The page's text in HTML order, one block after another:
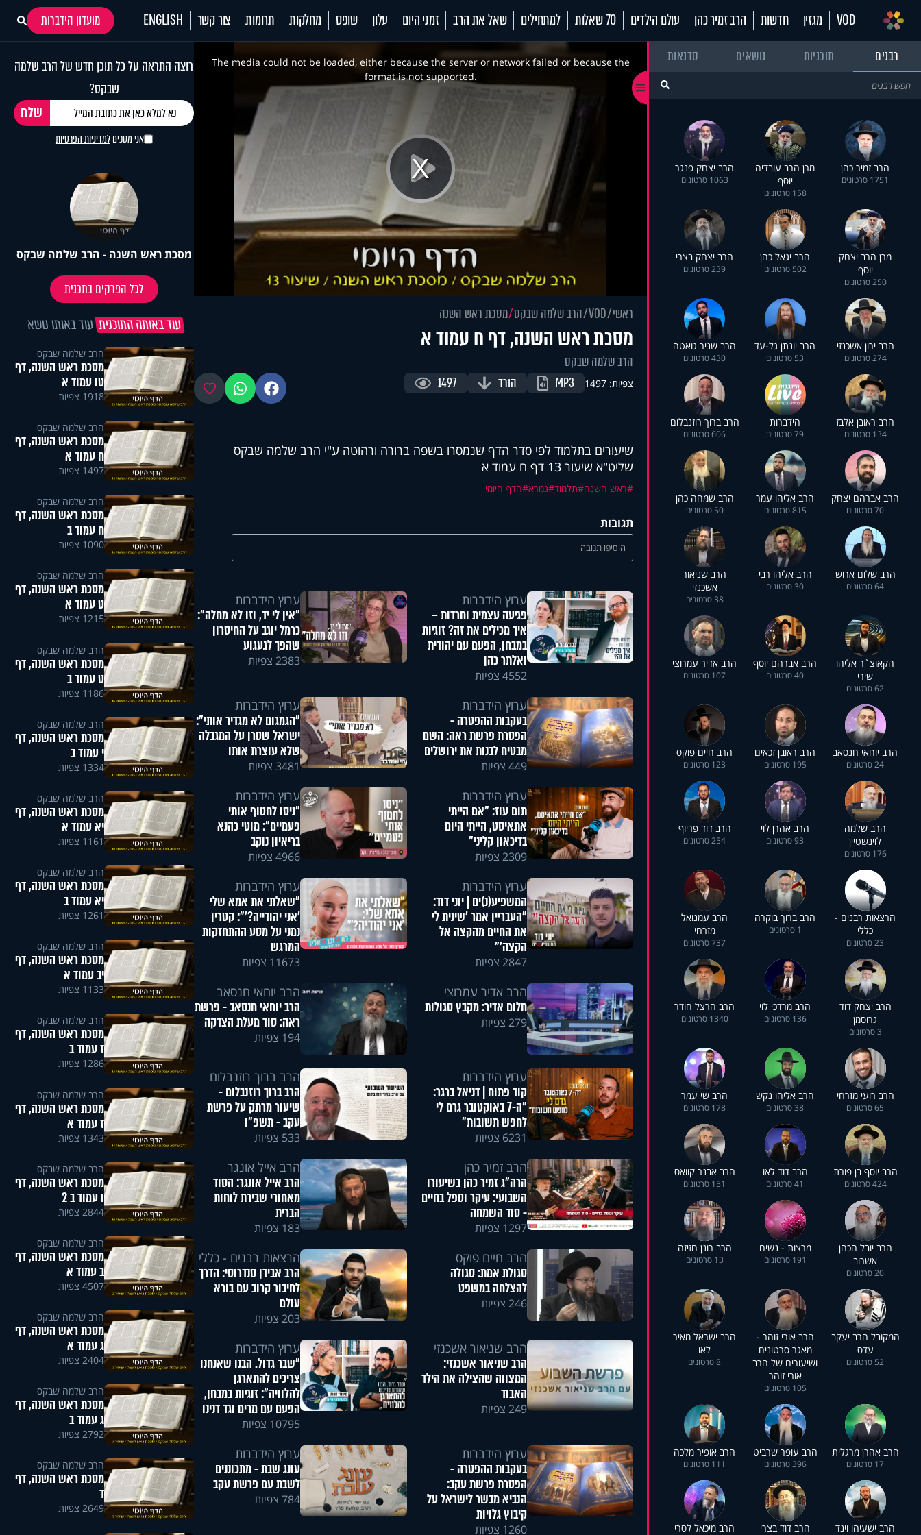
VOD מגזין חדשות הרב זמיר כהן עולם הילדים 70 שאלות למתחילים שאל את הרב זמני היום עלון שופס מחלקות תרומות צור קשר ENGLISH
מועדון הידברות
רבנים
תוכניות נושאים סדנאות
הרב זמיר כהן
1751 סרטונים
מרן הרב עובדיה
יוסף
158 סרטונים
הרב יצחק פנגר
1063 סרטונים
מרן הרב יצחק
יוסף
250 סרטונים
הרב יגאל כהן
502 סרטונים
הרב יצחק בצרי
239 סרטונים
הרב ירון אשכנזי
274 סרטונים
הרב יונתן גל-עד
53 סרטונים
הרב שניר גואטה
430 סרטונים
הרב ראובן אלבז
134 סרטונים
הידברות
79 סרטונים
הרב ברוך רוזנבלום
606 סרטונים
הרב אברהם יצחק
70 סרטונים
הרב אליהו עמר
815 סרטונים
הרב שמחה כהן
50 סרטונים
הרב שלום ארוש
64 סרטונים
הרב אליהו רבי
30 סרטונים
הרב שניאור
אשכנזי
38 סרטונים
הקאוצ`ר אליהו
שירי
62 סרטונים
הרב אברהם יוסף
40 סרטונים
הרב אדיר עמרוצי
107 סרטונים
הרב יוחאי חנסאב
24 סרטונים
הרב ראובן זכאים
195 סרטונים
הרב חיים פוקס
123 סרטונים
הרב שלמה
לוינשטיין
176 סרטונים
הרב אהרן לוי
93 סרטונים
הרב דוד פריוף
254 סרטונים
הרצאות רבנים -
כללי
23 סרטונים
הרב ברוך בוקרה
1 סרטונים
הרב עמנואל
מזרחי
737 סרטונים
הרב יצחק דוד
גרוסמן
3 סרטונים
הרב מרדכי לוי
136 סרטונים
הרב הרצל חודר
1340 סרטונים
הרב רועי מזרחי
65 סרטונים
הרב אליהו נקש
38 סרטונים
הרב שי עמר
178 סרטונים
הרב יוסף בן פורת
424 סרטונים
הרב דוד לאו
41 סרטונים
הרב אבנר קוואס
151 סרטונים
הרב יובל הכהן
אשרוב
20 סרטונים
מרצות - נשים
191 סרטונים
הרב רונן חזיזה
13 סרטונים
המקובל הרב יעקב
עדס
52 סרטונים
הרב אורי זוהר -
מאגר סרטונים
ושיעורים של הרב
אורי זוהר
105 סרטונים
הרב ישראל מאיר
לאו
8 סרטונים
הרב אהרן מרגלית
17 סרטונים
הרב עופר שרביט
396 סרטונים
הרב אופיר מלכה
111 סרטונים
הרב ישעיהו וינד הרב דוד בצרי הרב מיכאל לסרי
Play
Video
This
modalThe media could not be loaded, either because the server or network failed or because the
format is not supported.
ראשי VOD הרב שלמה שבקס מסכת ראש השנה
מסכת ראש השנה, דף ח עמוד א
הרב שלמה שבקס
צפיות: 1497 MP3 הורד 1497 פייסבוקווטסאפ מועדפים
שיעורים בתלמוד לפי סדר הדף שנמסרו בשפה ברורה ורהוטה ע"י הרב שלמה שבקס
שליט"א שיעור 13 דף ח עמוד א
ראש השנה תלמוד גמרא הדף היומי
תגובות
הוסיפו תגובה
ערוץ הידברות
פגיעה עצמית וחרדות –
איך מכילים את זה? זוגיות
במבחן, הפעם עם יהודית
ואלתר כהן
4552 צפיות
ערוץ הידברות
"אין לי יד, וזו לא מחלה":
כרמל יוגב על החיסרון
שהפך לגעגוע
2383 צפיות
ערוץ הידברות
בעקבות ההפטרה -
הפטרת פרשת ראה: השם
מבטיח לבנות את ירושלים
449 צפיות
ערוץ הידברות
"הגמגום לא מגדיר אותי":
ישראל שטרן על המגבלה
שלא עוצרת אותו
3481 צפיות
ערוץ הידברות
תום עוז: "אם הייתי
אתאיסט, הייתי היום
בדיכאון קליני"
2309 צפיות
ערוץ הידברות
"ניסו לחטוף אותי
פעמיים": מוטי כהנא
בריאיון נוקב
4966 צפיות
ערוץ הידברות
המשפיע(נ)ים | יוני דוד:
"העבריין אמר 'שינית לי
את החיים מהקצה אל
הקצה'"
2847 צפיות
ערוץ הידברות
"שאלתי את אמא שלי
'אני יהודייה?'": קטרין
נמני על מסע ההתחזקות
המרגש
11673 צפיות
הרב אדיר עמרוצי
חלום אדיר: מקבץ סגולות
279 צפיות
הרב יוחאי חנסאב
הרב יוחאי חנסאב - פרשת
ראה: סוד מעלת הצדקה
194 צפיות
ערוץ הידברות
קוד פתוח | דניאל ברגר:
"ה-7 באוקטובר גרם לי
לחפש תשובות"
6231 צפיות
הרב ברוך רוזנבלום
הרב ברוך רוזנבלום -
שיעור מרתק על פרשת
עקב - תשפ"ו
533 צפיות
הרב זמיר כהן
הרה"ג זמיר כהן בשיעורו
השבועי: עיקר וטפל בחיים
- סוד השמחה
1297 צפיות
הרב אייל אונגר
הרב אייל אונגר: הסוד
מאחורי שבירת לוחות
הברית
183 צפיות
הרב חיים פוקס
סגולת אמת: סגולה
להצלחה במשפט
246 צפיות
הרצאות רבנים - כללי
הרב אבידן סנדרוסי: הדרך
לחיבור קרוב עם בורא
עולם
203 צפיות
הרב שניאור אשכנזי
הרב שניאור אשכנזי:
המצווה שהצילה את הילד
האבוד
249 צפיות
ערוץ הידברות
"שבר גדול. הבנו שאנחנו
צריכים להתארגן
להלוויה": זוגיות במבחן,
הפעם עם מרים וגד דנינו
10795 צפיות
ערוץ הידברות
בעקבות ההפטרה -
הפטרת פרשת עקב:
הנביא מבשר לישראל על
קיבוץ גלויות
1260 צפיות
ערוץ הידברות
עונג שבת - מתכוננים
לשבת עם פרשת עקב
784 צפיות
רוצה התראה על כל תוכן חדש של הרב שלמה
שבקס?
אני מסכיםלמדיניות הפרטיות
מסכת ראש השנה - הרב שלמה שבקס
לכל הפרקים בתכנית
עוד באותה התוכנית עוד באותו נושא
הרב שלמה שבקס
מסכת ראש השנה, דף
טו עמוד א
1918 צפיות
הרב שלמה שבקס
מסכת ראש השנה, דף
ח עמוד א
1497 צפיות
הרב שלמה שבקס
מסכת ראש השנה, דף
ח עמוד ב
1090 צפיות
הרב שלמה שבקס
מסכת ראש השנה, דף
ט עמוד א
1215 צפיות
הרב שלמה שבקס
מסכת ראש השנה, דף
ט עמוד ב
1186 צפיות
הרב שלמה שבקס
מסכת ראש השנה, דף
י עמוד ב
1334 צפיות
הרב שלמה שבקס
מסכת ראש השנה, דף
יא עמוד א
1161 צפיות
הרב שלמה שבקס
מסכת ראש השנה, דף
יא עמוד ב
1261 צפיות
הרב שלמה שבקס
מסכת ראש השנה, דף
יב עמוד א
1133 צפיות
הרב שלמה שבקס
מסכת ראש השנה, דף
ז עמוד ב
1286 צפיות
הרב שלמה שבקס
מסכת ראש השנה, דף
ז עמוד א
1343 צפיות
הרב שלמה שבקס
מסכת ראש השנה, דף
ו עמוד ב 2
2844 צפיות
הרב שלמה שבקס
מסכת ראש השנה, דף
ב עמוד א
4507 צפיות
הרב שלמה שבקס
מסכת ראש השנה, דף
ג עמוד א
2404 צפיות
הרב שלמה שבקס
מסכת ראש השנה, דף
ג עמוד ב
2792 צפיות
הרב שלמה שבקס
מסכת ראש השנה, דף
ד
2649 צפיות